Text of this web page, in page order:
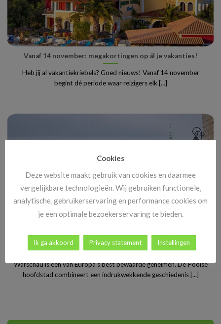
Vanaf 14 november: megakortingen op ál je vakanties!
Heb jij al vakantiekriebels? Goed nieuws! Vanaf 14 november
begint dé periode waar reizigers elk [...]
Stedentrip Warschau: ontdek de verrassende charme van
Polen’s bruisende hoofdstad
Warschau is een van Europa’s best bewaarde geheimen. De Poolse
hoofdstad combineert een indrukwekkende geschiedenis [...]
Cookies
Deze website maakt gebruik van cookies en daarmee
vergelijkbare technologieën. Wij gebruiken functionele,
analytische, gebruikerservaring en performance cookies om
je een optimale bezoekerservaring te bieden.
Ik ga akkoord Privacy statement Instellingen